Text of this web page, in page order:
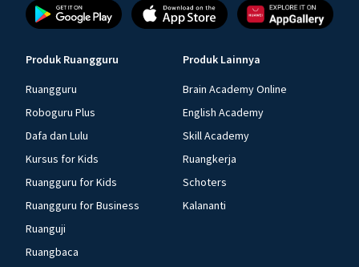
Produk Ruangguru
Ruangguru
Roboguru Plus
Dafa dan Lulu
Kursus for Kids
Ruangguru for Kids
Ruangguru for Business
Ruanguji
Ruangbaca
Produk Lainnya
Brain Academy Online
English Academy
Skill Academy
Ruangkerja
Schoters
Kalananti